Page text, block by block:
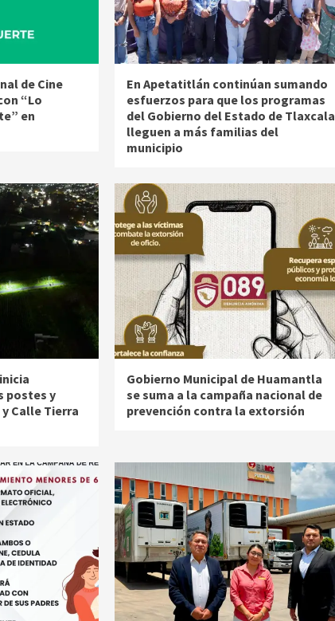
de Cine
“Lo
en
En Apetatitlán continúan sumando
esfuerzos para que los programas
del Gobierno del Estado de Tlaxcala
lleguen a más familias del
municipio
postes y
Calle Tierra
Gobierno Municipal de Huamantla
se suma a la campaña nacional de
prevención contra la extorsión